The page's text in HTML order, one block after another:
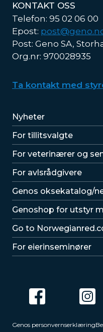
KONTAKT OSS
Telefon: 95 02 06 00
Epost:
Post: Geno SA,
Org.nr: 970028935
Ta kontakt med
Lenker
Nyheter
For tillitsvalgte
For veterinærer og
For avlsrådgivere
Lenker
Genos oksekatalog/
Genoshop for utstyr
Go to
For eierinseminører
Genos personvernserklæring